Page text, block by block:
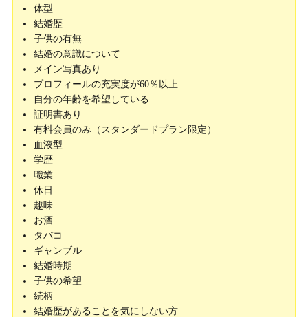
体型
結婚歴
子供の有無
結婚の意識について
メイン写真あり
プロフィールの充実度が60％以上
自分の年齢を希望している
証明書あり
有料会員のみ（スタンダードプラン限定）
血液型
学歴
職業
休日
趣味
お酒
タバコ
ギャンブル
結婚時期
子供の希望
続柄
結婚歴があることを気にしない方